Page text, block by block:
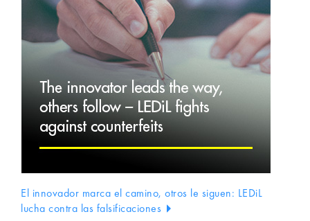
El innovador marca el camino, otros le siguen: LEDiL
lucha contra las falsificaciones